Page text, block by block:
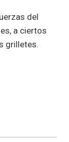
del
a ciertos
grilletes.